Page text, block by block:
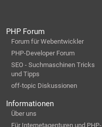
PHP Forum
Forum für Webentwickler
PHP-Developer Forum
SEO - Suchmaschinen Tricks
und Tipps
off-topic Diskussionen
Informationen
Über uns
Für Internetagenturen und PHP-